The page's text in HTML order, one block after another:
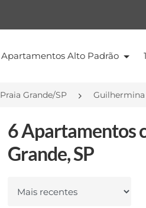
Apartamentos Alto Padrão
Praia Grande/SP Guilhermina
6 Apartamentos
Grande, SP
Ordenar por